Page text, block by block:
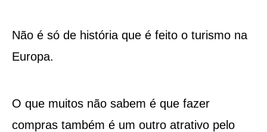
Não é só de história que é feito o turismo na
Europa.
O que muitos não sabem é que fazer
compras também é um outro atrativo pelo